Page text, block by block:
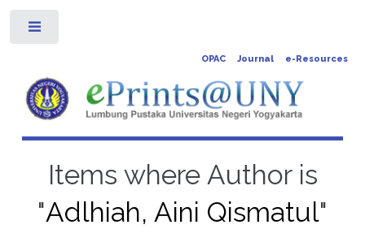
OPAC Journal e-Resources
Items where Author is
"Adlhiah, Aini Qismatul"